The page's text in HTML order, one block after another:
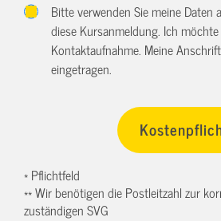
Bitte verwenden Sie meine Daten
diese Kursanmeldung. Ich
Kontaktaufnahme. Meine
eingetragen.
* Pflichtfeld
** Wir benötigen die Postleitzahl zur
zuständigen SVG